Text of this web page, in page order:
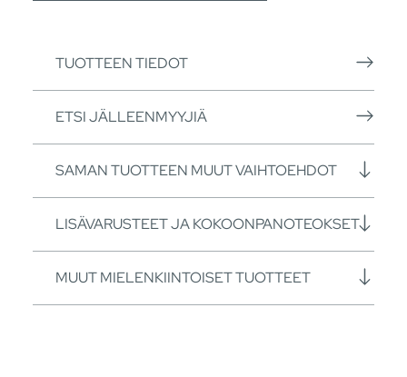
TUOTTEEN TIEDOT
ETSI JÄLLEENMYYJIÄ
SAMAN TUOTTEEN MUUT VAIHTOEHDOT
LISÄVARUSTEET JA KOKOONPANOTEOKSET
MUUT MIELENKIINTOISET TUOTTEET